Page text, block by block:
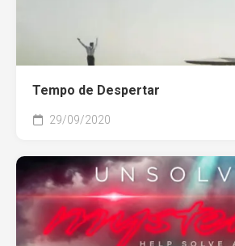
Tempo de Despertar
29/09/2020